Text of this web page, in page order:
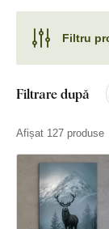
Filtru
Filtrare după
Afișat 127 produse